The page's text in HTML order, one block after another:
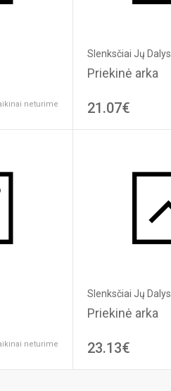
neturime
Slenksčiai Jų Dalys
Priekinė arka
21.07€
neturime
Slenksčiai Jų Dalys
Priekinė arka
23.13€